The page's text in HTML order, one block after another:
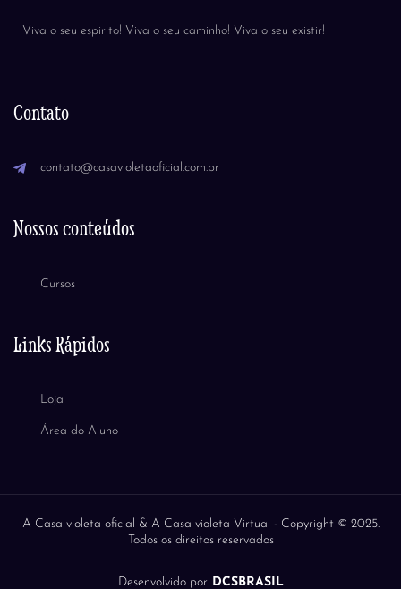
Viva o seu espirito! Viva o seu caminho! Viva o seu existir!
Contato
contato@casavioletaoficial.com.br
Nossos conteúdos
Cursos
Links Rápidos
Loja
Área do Aluno
A Casa violeta oficial & A Casa violeta Virtual - Copyright © 2025.
Todos os direitos reservados
Desenvolvido porDCSBRASIL